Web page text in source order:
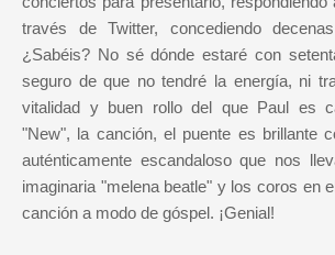
través de Twitter, concediendo
¿Sabéis? No sé dónde estaré con
seguro de que no tendré la energía, ni
vitalidad y buen rollo del que Paul es
"New", la canción, el puente es brillante
auténticamente escandaloso que nos
imaginaria "melena beatle" y los coros en
canción a modo de góspel. ¡Genial!